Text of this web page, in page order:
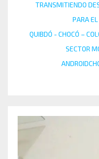
TRANSMITIENDO
PARA
QUIBDÓ - CHOCÓ –
SECTOR